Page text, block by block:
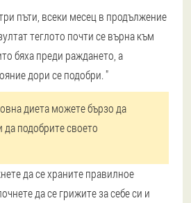
пъти, всеки месец в продължение
теглото почти се върна към
бяха преди раждането, а
дори се подобри. "
диета можете бързо да
подобрите своето
да се храните правилное
да се грижите за себе си и